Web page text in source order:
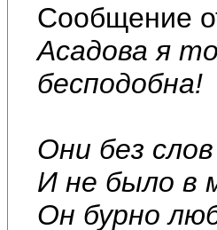
Сообщение
Асадова я
бесподобна!
Они без
И не было в
Он бурно